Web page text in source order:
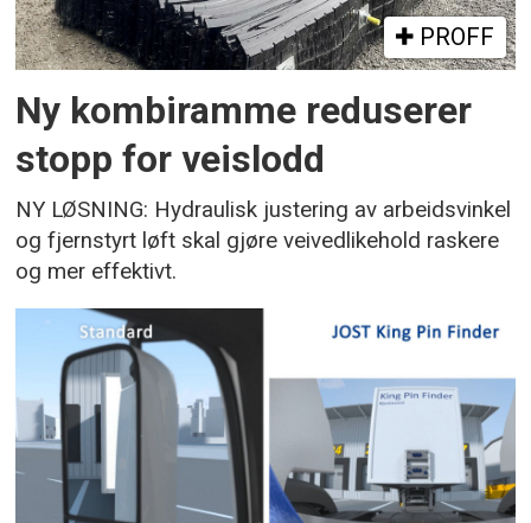
PROFF
Ny kombiramme reduserer
stopp for veislodd
NY LØSNING: Hydraulisk justering av arbeidsvinkel
og fjernstyrt løft skal gjøre veivedlikehold raskere
og mer effektivt.